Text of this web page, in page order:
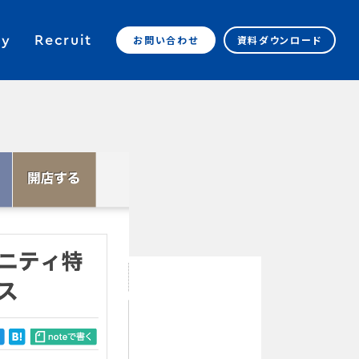
Recruit お問い合わせ 資料ダウンロード